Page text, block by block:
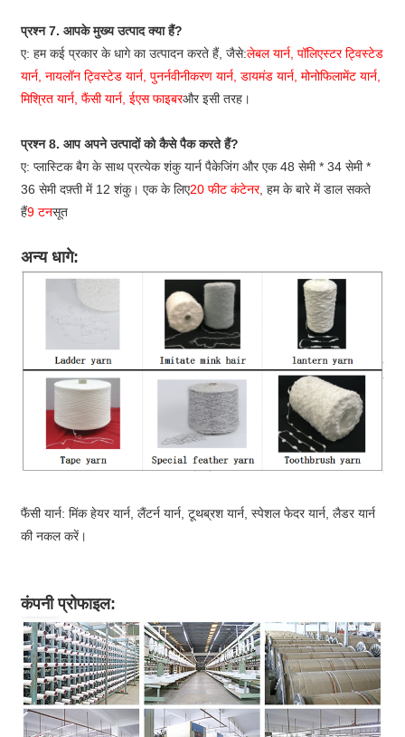
प्रश्न 7. आपके मुख्य उत्पाद क्या हैं?
ए: हम कई प्रकार के धागे का उत्पादन करते हैं, जैसे:लेबल यार्न, पॉलिएस्टर ट्विस्टेड
यार्न, नायलॉन ट्विस्टेड यार्न, पुनर्नवीनीकरण यार्न, डायमंड यार्न, मोनोफिलामेंट यार्न,
मिश्रित यार्न, फैंसी यार्न, ईएस फाइबरऔर इसी तरह।
प्रश्न 8. आप अपने उत्पादों को कैसे पैक करते हैं?
ए: प्लास्टिक बैग के साथ प्रत्येक शंकु यार्न पैकेजिंग और एक 48 सेमी * 34 सेमी *
36 सेमी दफ़्ती में 12 शंकु। एक के लिए20 फीट कंटेनर, हम के बारे में डाल सकते
हैं9 टनसूत
अन्य धागे:
फैंसी यार्न: मिंक हेयर यार्न, लैंटर्न यार्न, टूथब्रश यार्न, स्पेशल फेदर यार्न, लैडर यार्न
की नकल करें।
कंपनी प्रोफाइल: